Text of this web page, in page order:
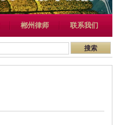
郴州律师 联系我们